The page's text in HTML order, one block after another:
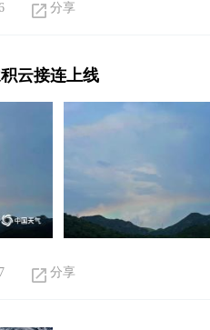
分享
云接连上线
分享